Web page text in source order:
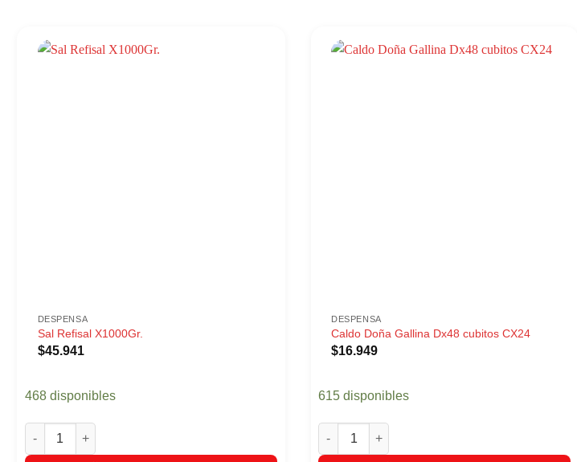
DESPENSA
Sal Refisal X1000Gr.
$45.941
468 disponibles
Sal Refisal X1000Gr. cantidad
DESPENSA
Caldo Doña Gallina Dx48 cubitos CX24
$16.949
615 disponibles
Caldo Doña Gallina Dx48 cubitos CX24 cantidad